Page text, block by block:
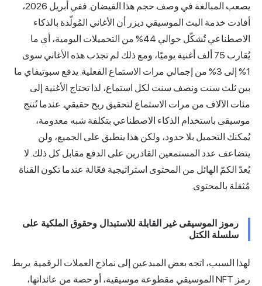
يصعب المبالغة في وصف حجم هذا الفيضان. ففي أبريل 2026،
خدمة البث الموسيقي ديزر أن الأغاني المُولّدة بالذكاء
الاصطناعي تُشكّل حوالي 44% من التحميلات اليومية، أي ما
يُقارب 75 ألف أغنية يوميًا، ومع ذلك لم تجذب هذه الأغاني سوى
1% إلى 3% من إجمالي مرات الاستماع الفعلية. يدفع سبوتيفاي ما
سنت ونصف سنت لكل استماع، لذا تحتاج الأغنية إلى
الآلاف من مرات الاستماع لتحقيق ربح حقيقي. عندما تُنتج
باستخدام الذكاء الاصطناعي بتكلفة شبه معدومة،
التحميل بلا حدود، ولكن هذا ينطبق على الجميع، ولن
عدد المستمعين القادرين على الدفع مقابل كل ذلك. لا
الهائل من المحتوى استراتيجية فعّالة عندما تكون القناة
بالمحتوى.
الموسيقى غير القابلة للاستبدال وحقوق الملكية على
الكتل
السبب، اتجه بعض المبدعين إلى نماذج العملات الرقمية. يربط
مقطوعة موسيقية، أو حصة من عائداتها،